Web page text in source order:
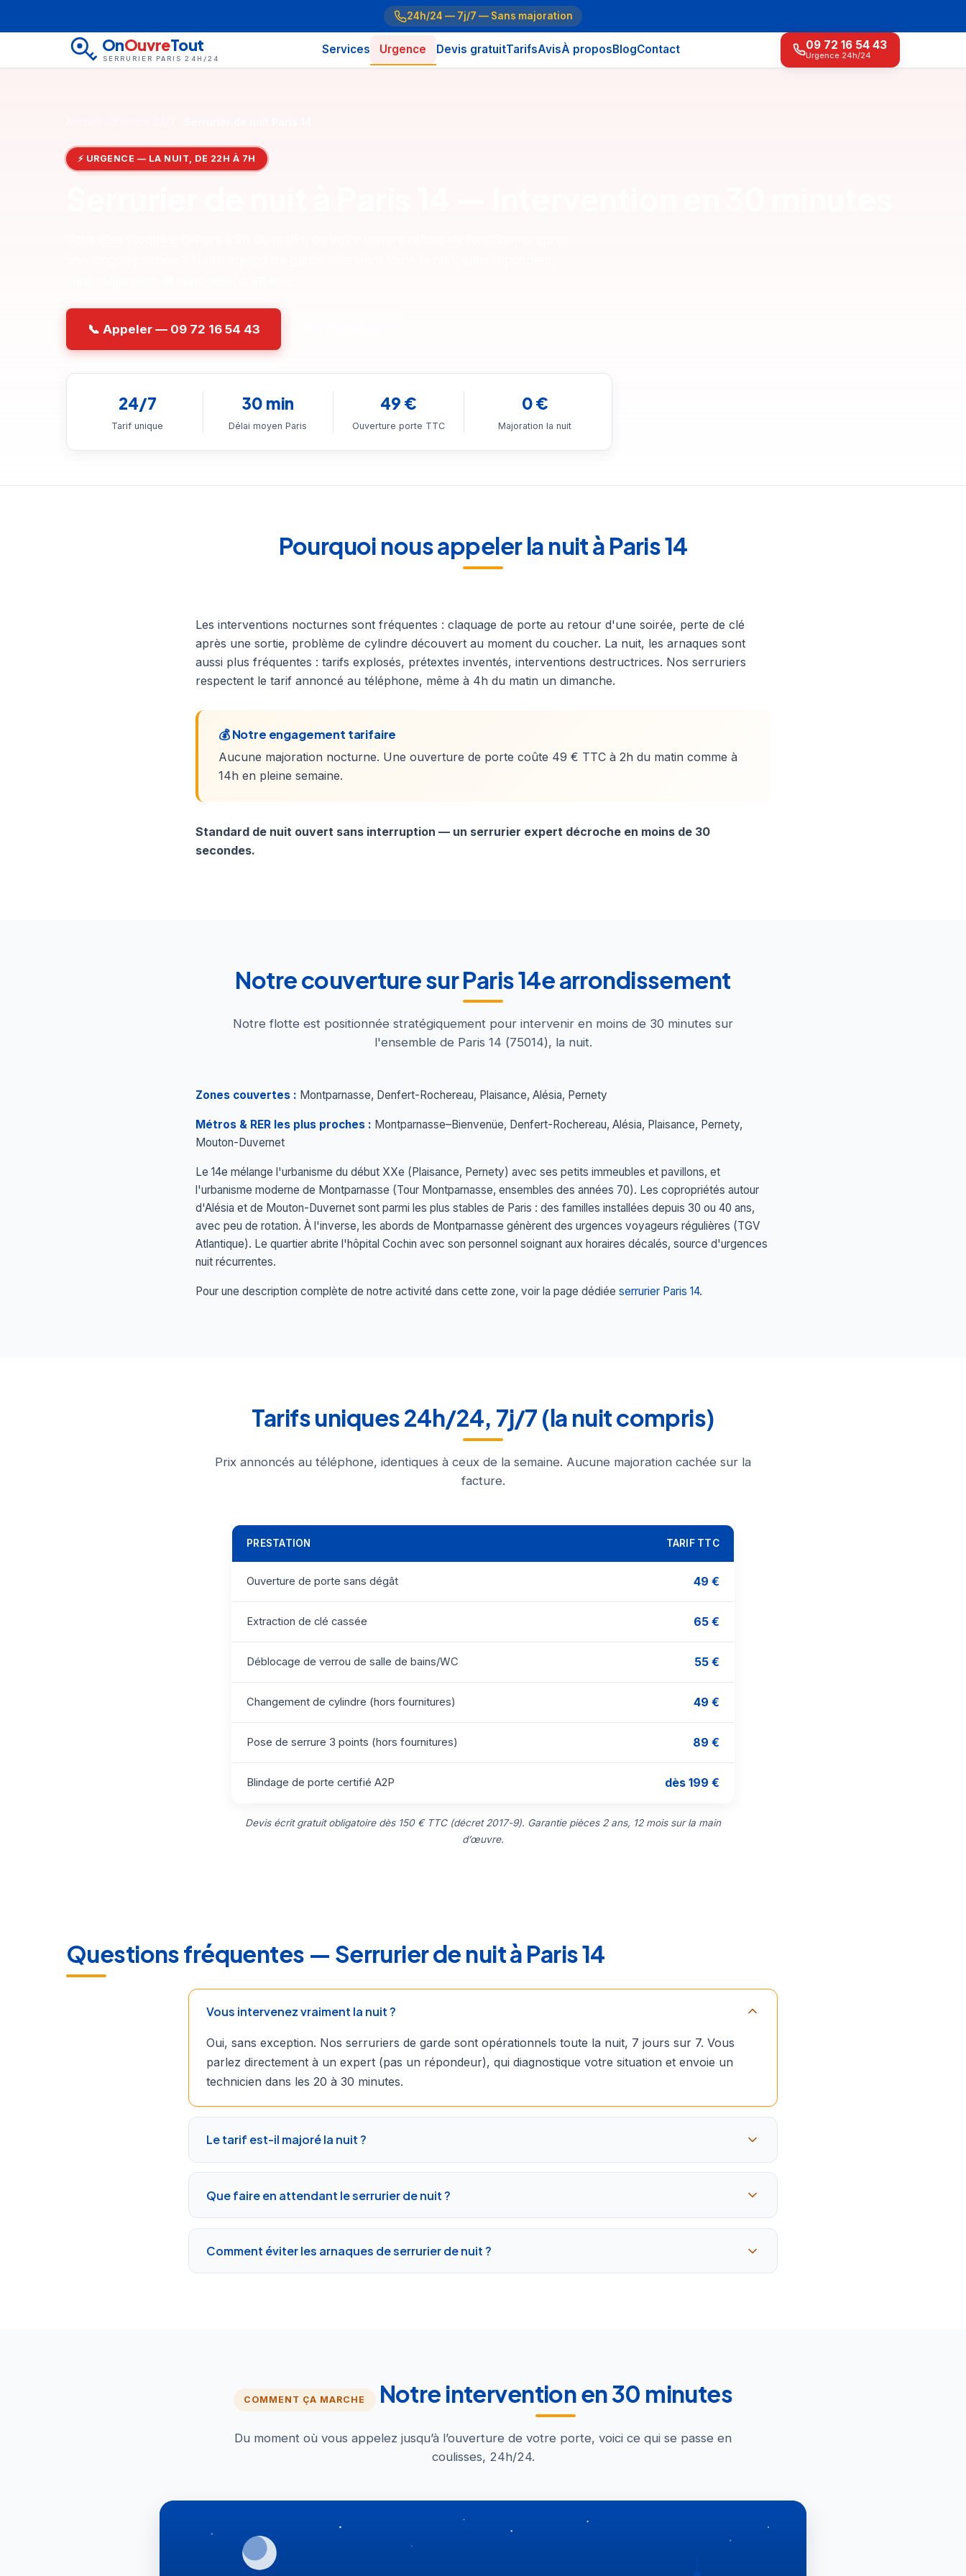
24h/24 — 7j/7 — Sans majoration
OnOuvreTout
SERRURIER PARIS 24H/24
Services Urgence Devis gratuitTarifsAvisÀ propos BlogContact 09 72 16 54 43
Urgence 24h/24
⚡ URGENCE — LA NUIT, DE 22H À 7H
📞 Appeler — 09 72 16 54 43
24/7
Tarif unique
30 min
Délai moyen Paris
49 €
Ouverture porte TTC
0 €
Majoration la nuit
Pourquoi nous appeler la nuit à Paris 14
Les interventions nocturnes sont fréquentes : claquage de porte au retour d'une soirée, perte de clé
après une sortie, problème de cylindre découvert au moment du coucher. La nuit, les arnaques sont
aussi plus fréquentes : tarifs explosés, prétextes inventés, interventions destructrices. Nos serruriers
respectent le tarif annoncé au téléphone, même à 4h du matin un dimanche.
💰 Notre engagement tarifaire
Aucune majoration nocturne. Une ouverture de porte coûte 49 € TTC à 2h du matin comme à
14h en pleine semaine.
Standard de nuit ouvert sans interruption — un serrurier expert décroche en moins de 30
secondes.
Notre couverture sur Paris 14e arrondissement
Notre flotte est positionnée stratégiquement pour intervenir en moins de 30 minutes sur
l'ensemble de Paris 14 (75014), la nuit.
Zones couvertes : Montparnasse, Denfert-Rochereau, Plaisance, Alésia, Pernety
Métros & RER les plus proches : Montparnasse–Bienvenüe, Denfert-Rochereau, Alésia, Plaisance, Pernety,
Mouton-Duvernet
Le 14e mélange l'urbanisme du début XXe (Plaisance, Pernety) avec ses petits immeubles et pavillons, et
l'urbanisme moderne de Montparnasse (Tour Montparnasse, ensembles des années 70). Les copropriétés autour
d'Alésia et de Mouton-Duvernet sont parmi les plus stables de Paris : des familles installées depuis 30 ou 40 ans,
avec peu de rotation. À l'inverse, les abords de Montparnasse génèrent des urgences voyageurs régulières (TGV
Atlantique). Le quartier abrite l'hôpital Cochin avec son personnel soignant aux horaires décalés, source d'urgences
nuit récurrentes.
Pour une description complète de notre activité dans cette zone, voir la page dédiée serrurier Paris 14.
Tarifs uniques 24h/24, 7j/7 (la nuit compris)
Prix annoncés au téléphone, identiques à ceux de la semaine. Aucune majoration cachée sur la
facture.
PRESTATION TARIF TTC
Ouverture de porte sans dégât 49 €
Extraction de clé cassée 65 €
Déblocage de verrou de salle de bains/WC 55 €
Changement de cylindre (hors fournitures) 49 €
Pose de serrure 3 points (hors fournitures) 89 €
Blindage de porte certifié A2P dès 199 €
Devis écrit gratuit obligatoire dès 150 € TTC (décret 2017-9). Garantie pièces 2 ans, 12 mois sur la main
d’œuvre.
Questions fréquentes — Serrurier de nuit à Paris 14
Vous intervenez vraiment la nuit ?
Oui, sans exception. Nos serruriers de garde sont opérationnels toute la nuit, 7 jours sur 7. Vous
parlez directement à un expert (pas un répondeur), qui diagnostique votre situation et envoie un
technicien dans les 20 à 30 minutes.
Le tarif est-il majoré la nuit ?
Que faire en attendant le serrurier de nuit ?
Comment éviter les arnaques de serrurier de nuit ?
COMMENT ÇA MARCHE Notre intervention en 30 minutes
Du moment où vous appelez jusqu’à l’ouverture de votre porte, voici ce qui se passe en
coulisses, 24h/24.